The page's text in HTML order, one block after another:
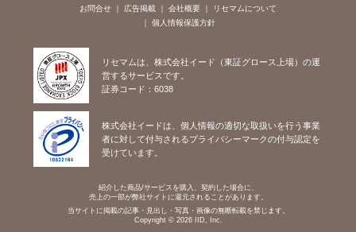
お問合せ 広告掲載 会社概要
リセマムについて
個人情報保護方針
リセマムは、株式会社イード（東証グロース上場）の運
営するサービスです。
証券コード：6038
株式会社イードは、個人情報の適切な取扱いを行う事業
者に対して付与されるプライバシーマークの付与認定を
受けています。
紹介した商品/サービスを購入、契約した場合に、
売上の一部が弊社サイトに還元されることがあります。
当サイトに掲載の記事・見出し・写真・画像の無断転載を禁じます。
Copyright © 2026 IID, Inc.